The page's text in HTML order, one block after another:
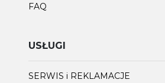
FAQ
USŁUGI
SERWIS i REKLAMACJE